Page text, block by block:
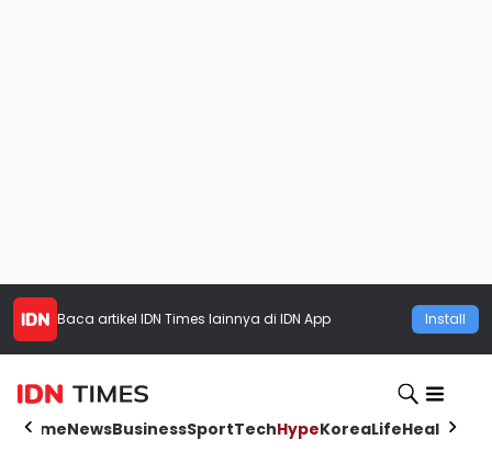
Baca artikel IDN Times lainnya di IDN App Install
HomeNewsBusinessSportTechHypeKoreaLifeHealth